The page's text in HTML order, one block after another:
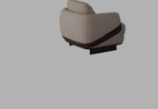
Spor Koltuk
Krem Koltuk